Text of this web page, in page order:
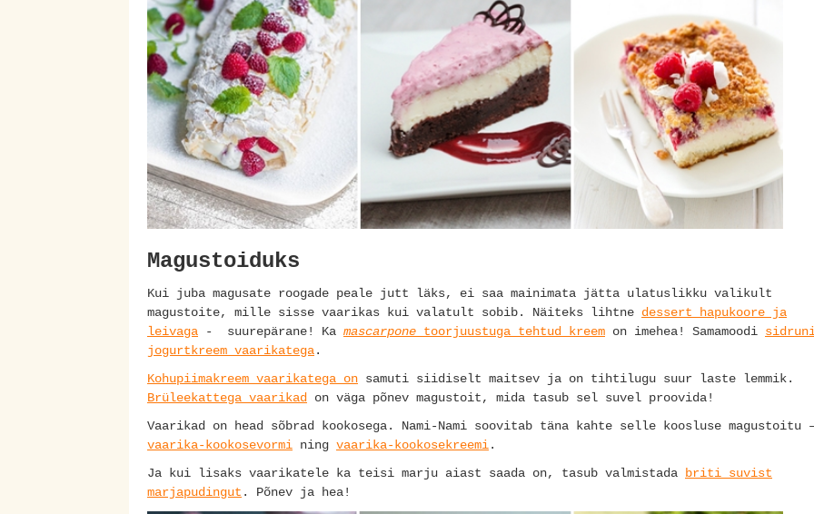
Magustoiduks
Kui juba magusate roogade peale jutt läks, ei saa mainimata jätta ulatuslikku valikult
magustoite, mille sisse vaarikas kui valatult sobib. Näiteks lihtne dessert hapukoore ja
leivaga - suurepärane! Ka mascarpone toorjuustuga tehtud kreem on imehea! Samamoodi
jogurtkreem vaarikatega.
Kohupiimakreem vaarikatega on samuti siidiselt maitsev ja on tihtilugu suur laste lemmik.
Brüleekattega vaarikad on väga põnev magustoit, mida tasub sel suvel proovida!
Vaarikad on head sõbrad kookosega. Nami-Nami soovitab täna kahte selle koosluse magustoitu
vaarika-kookosevormi ning vaarika-kookosekreemi.
Ja kui lisaks vaarikatele ka teisi marju aiast saada on, tasub valmistada briti suvist
marjapudingut . Põnev ja hea!